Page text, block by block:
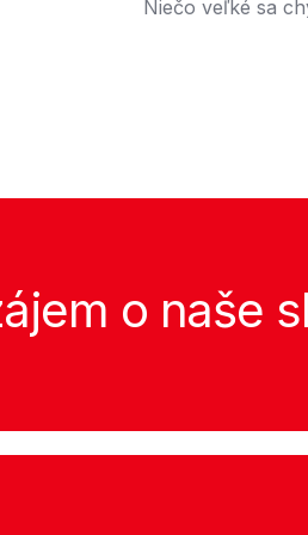
Niečo veľké sa
o naše